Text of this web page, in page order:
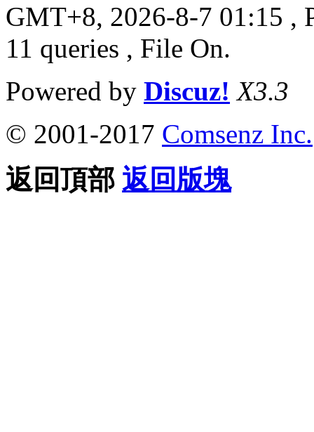
GMT+8, 2026-8-7 01:15 ,
11 queries , File On.
Powered by Discuz! X3.3
© 2001-2017 Comsenz Inc.
返回頂部 返回版塊